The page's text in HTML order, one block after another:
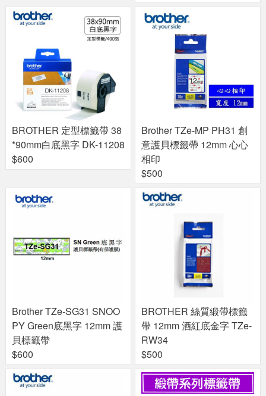
BROTHER 定型標籤帶 38
*90mm白底黑字 DK-11208
$600
Brother TZe-MP PH31 創
意護貝標籤帶 12mm 心心
相印
$500
Brother TZe-SG31 SNOO
PY Green底黑字 12mm 護
貝標籤帶
$600
BROTHER 絲質緞帶標籤
帶 12mm 酒紅底金字 TZe-
RW34
$500